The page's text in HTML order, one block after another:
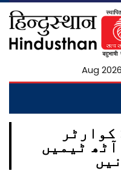
ورلڈ کپ 2026: کوارٹر
ٹیمیں